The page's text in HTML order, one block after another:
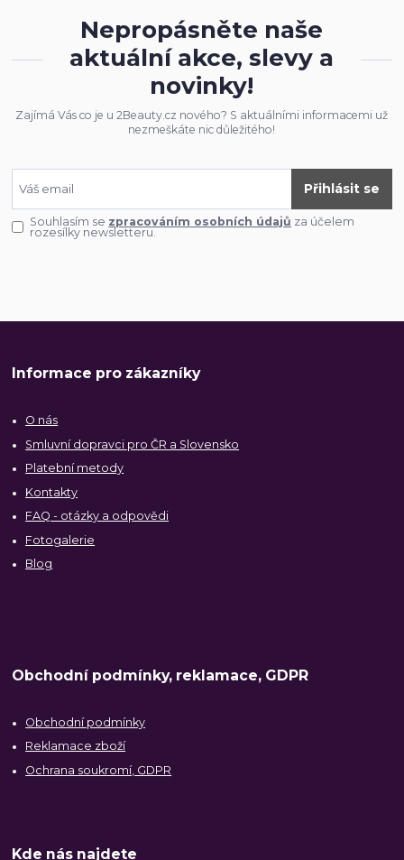
Nepropásněte naše
aktuální akce, slevy a
novinky!
Zajímá Vás co je u 2Beauty.cz nového? S aktuálními informacemi už
nezmeškáte nic důležitého!
Přihlásit se
Souhlasím se zpracováním osobních údajů za účelem
rozesílky newsletteru.
Informace pro zákazníky
O nás
Smluvní dopravci pro ČR a Slovensko
Platební metody
Kontakty
FAQ - otázky a odpovědi
Fotogalerie
Blog
Obchodní podmínky, reklamace, GDPR
Obchodní podmínky
Reklamace zboží
Ochrana soukromí, GDPR
Kde nás najdete